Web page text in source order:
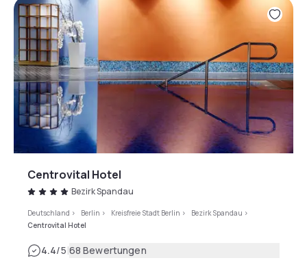
Centrovital Hotel
Bezirk Spandau
Deutschland > Berlin > Kreisfreie Stadt Berlin > Bezirk Spandau >
Centrovital Hotel
4.4/5|68 Bewertungen